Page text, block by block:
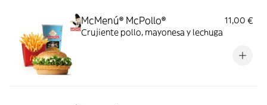
McMenú® McPollo®
11,00 €
Crujiente pollo, mayonesa y lechuga